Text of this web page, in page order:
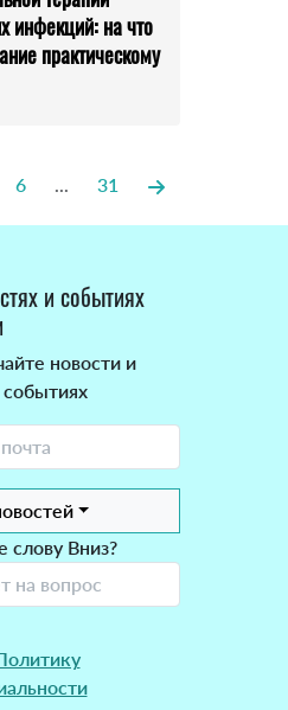
инфекций: на что
практическому
6 ... 31
и событиях
новости и
слову Вниз?